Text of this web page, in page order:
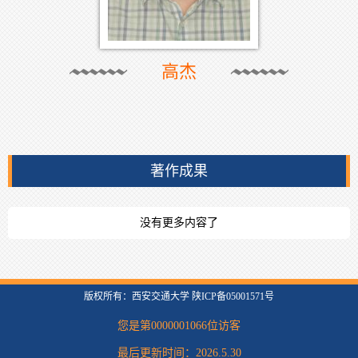
高杰
著作成果
没有更多内容了
版权所有：西安交通大学 陕ICP备05001571号
您是第0000001066位访客
最后更新时间： 2026.5.30